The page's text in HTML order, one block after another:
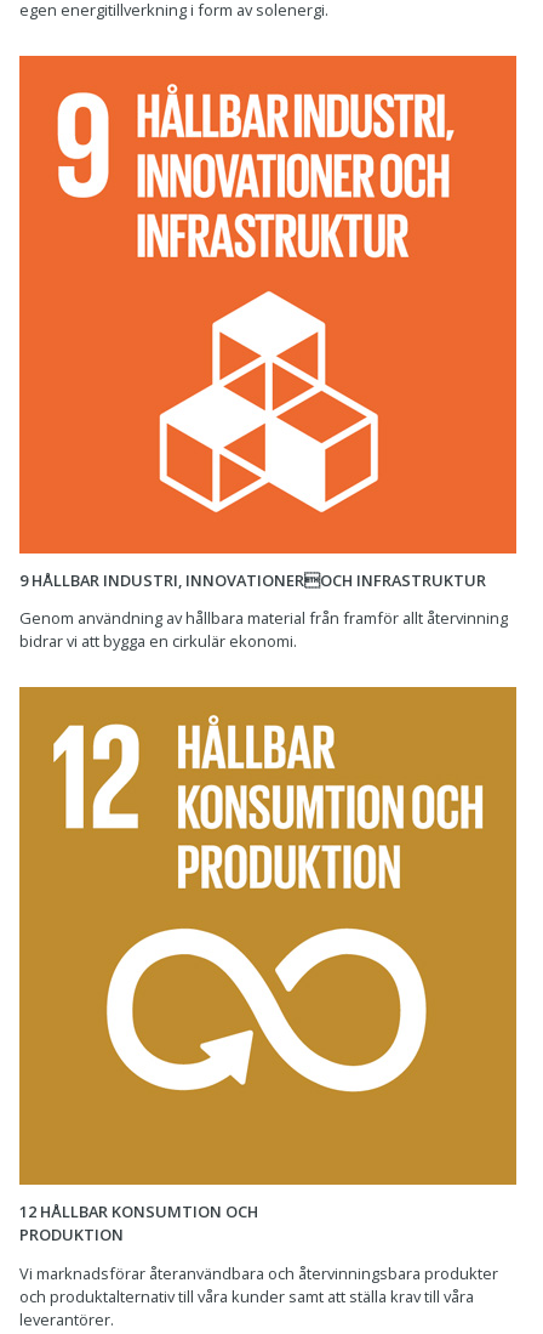
egen energitillverkning i form av solenergi.
9 HÅLLBAR INDUSTRI, INNOVATIONEROCH INFRASTRUKTUR
Genom användning av hållbara material från framför allt återvinning
bidrar vi att bygga en cirkulär ekonomi.
12 HÅLLBAR KONSUMTION OCH
PRODUKTION
Vi marknadsförar återanvändbara och återvinningsbara produkter
och produktalternativ till våra kunder samt att ställa krav till våra
leverantörer.